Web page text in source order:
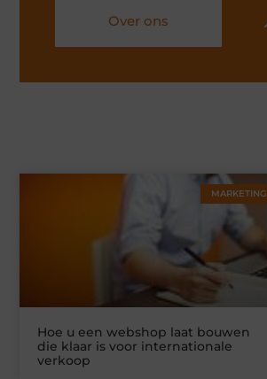
Over ons
MARKETING
Hoe u een webshop laat bouwen
die klaar is voor internationale
verkoop